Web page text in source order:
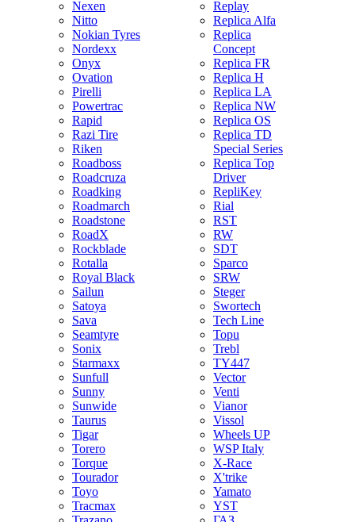
Nexen
Nitto
Nokian Tyres
Nordexx
Onyx
Ovation
Pirelli
Powertrac
Rapid
Razi Tire
Riken
Roadboss
Roadcruza
Roadking
Roadmarch
Roadstone
RoadX
Rockblade
Rotalla
Royal Black
Sailun
Satoya
Sava
Seamtyre
Sonix
Starmaxx
Sunfull
Sunny
Sunwide
Taurus
Tigar
Torero
Torque
Tourador
Toyo
Tracmax
Replay
Replica Alfa
Replica
Concept
Replica FR
Replica H
Replica LA
Replica NW
Replica OS
Replica TD
Special Series
Replica Top
Driver
RepliKey
Rial
RST
RW
SDT
Sparco
SRW
Steger
Swortech
Tech Line
Topu
Trebl
TY447
Vector
Venti
Vianor
Vissol
Wheels UP
WSP Italy
X-Race
X'trike
Yamato
YST